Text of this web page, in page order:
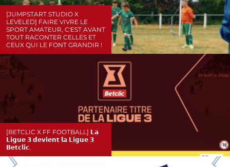
[JUMPSTART STUDIO X
LEVELED] FAIRE VIVRE LE
SPORT AMATEUR, C'EST AVANT
TOUT RACONTER CELLES ET
CEUX QUI LE FONT GRANDIR !
[BETCLIC X FF FOOTBALL] 𝗟𝗮
𝗟𝗶𝗴𝘂𝗲 𝟯 𝗱𝗲𝘃𝗶𝗲𝗻𝘁 𝗹𝗮 𝗟𝗶𝗴𝘂𝗲 𝟯
𝗕𝗲𝘁𝗰𝗹𝗶𝗰.